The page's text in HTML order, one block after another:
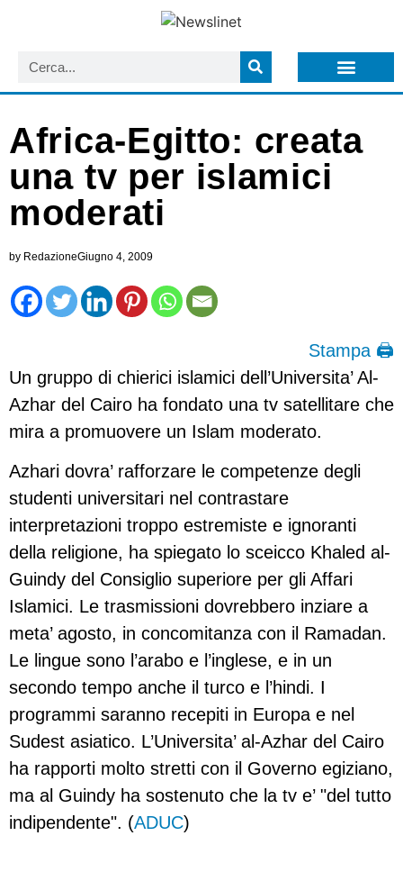
Africa-Egitto: creata
una tv per islamici
moderati
by RedazioneGiugno 4, 2009
Stampa 🖨
Un gruppo di chierici islamici dell’Universita’ Al-
Azhar del Cairo ha fondato una tv satellitare che
mira a promuovere un Islam moderato.
Azhari dovra’ rafforzare le competenze degli
studenti universitari nel contrastare
interpretazioni troppo estremiste e ignoranti
della religione, ha spiegato lo sceicco Khaled al-
Guindy del Consiglio superiore per gli Affari
Islamici. Le trasmissioni dovrebbero inziare a
meta’ agosto, in concomitanza con il Ramadan.
Le lingue sono l’arabo e l’inglese, e in un
secondo tempo anche il turco e l’hindi. I
programmi saranno recepiti in Europa e nel
Sudest asiatico. L’Universita’ al-Azhar del Cairo
ha rapporti molto stretti con il Governo egiziano,
ma al Guindy ha sostenuto che la tv e’ "del tutto
indipendente". (ADUC)